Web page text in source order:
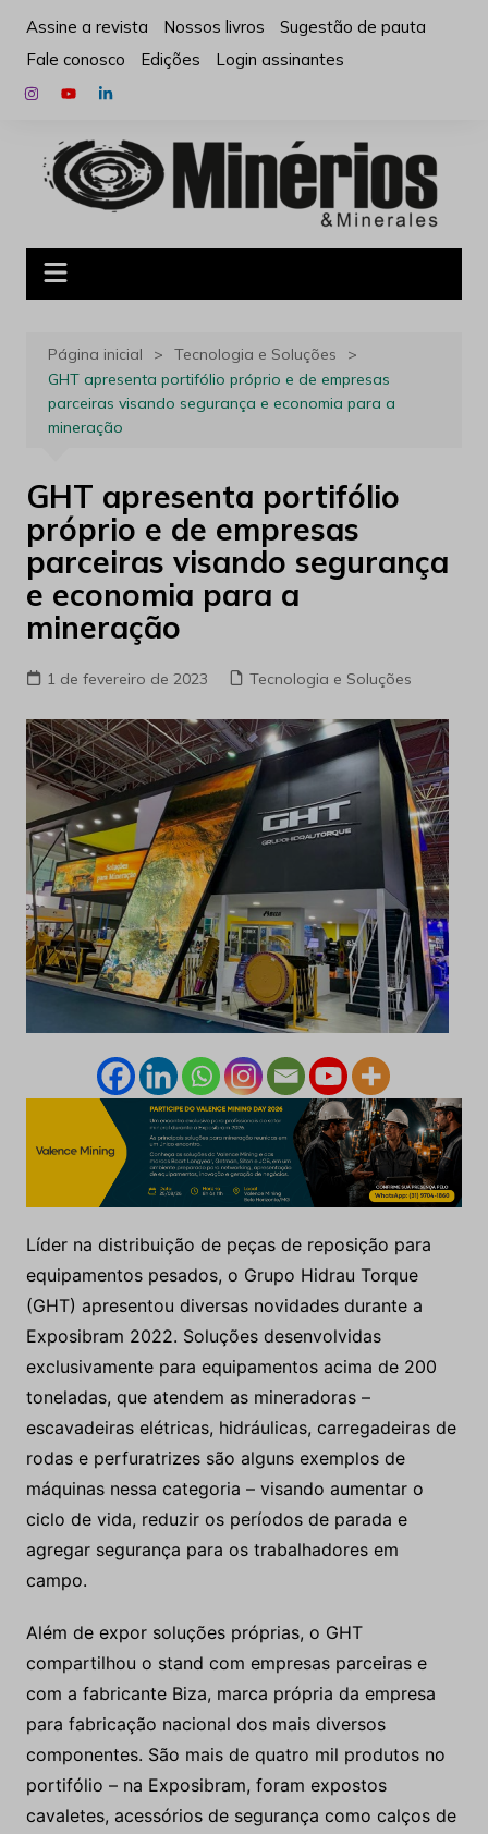
para
conteúdo
Assine a revista Nossos livros
Sugestão de pauta
Fale conosco
Edições Login assinantes
Página inicial
Tecnologia e Soluções
GHT apresenta portifólio próprio e de empresas
parceiras visando segurança e economia para a
mineração
GHT apresenta portifólio
próprio e de empresas
parceiras visando segurança
e economia para a
mineração
1 de fevereiro de 2023 Tecnologia e Soluções
Líder na distribuição de peças de reposição para
equipamentos pesados, o Grupo Hidrau Torque
(GHT) apresentou diversas novidades durante a
Exposibram 2022. Soluções desenvolvidas
exclusivamente para equipamentos acima de 200
toneladas, que atendem as mineradoras –
escavadeiras elétricas, hidráulicas, carregadeiras de
rodas e perfuratrizes são alguns exemplos de
máquinas nessa categoria – visando aumentar o
ciclo de vida, reduzir os períodos de parada e
agregar segurança para os trabalhadores em
campo.
Além de expor soluções próprias, o GHT
compartilhou o stand com empresas parceiras e
com a fabricante Biza, marca própria da empresa
para fabricação nacional dos mais diversos
componentes. São mais de quatro mil produtos no
portifólio – na Exposibram, foram expostos
cavaletes, acessórios de segurança como calços de